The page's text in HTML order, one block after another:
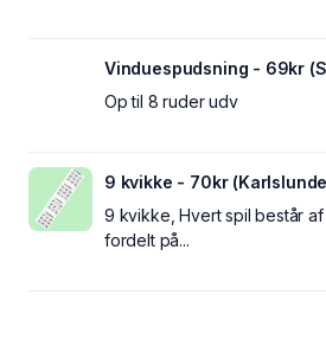
Vinduespudsning - 69kr
Op til 8 ruder udv
9 kvikke - 70kr
9 kvikke, Hvert spil består
fordelt på...